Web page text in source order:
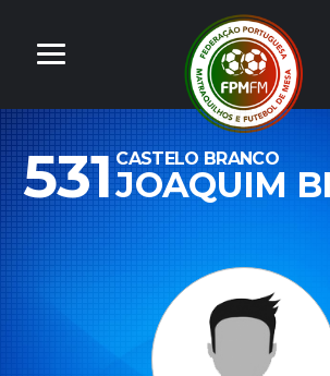
531CASTELO BRANCO
JOAQUIM